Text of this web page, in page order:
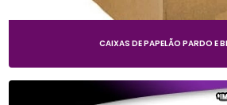
CAIXAS DE PAPELÃO PARDO E